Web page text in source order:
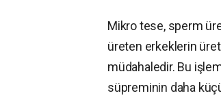
Mikro tese, sperm
üreten erkeklerin
müdahaledir. Bu
süpreminin daha